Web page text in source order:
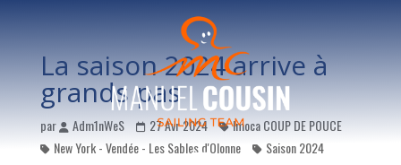
La saison 2024 arrive à
grands pas
par Adm1nWeS 27 Avr 2024
Imoca COUP DE POUCE
New York - Vendée - Les Sables d'Olonne
Saison 2024